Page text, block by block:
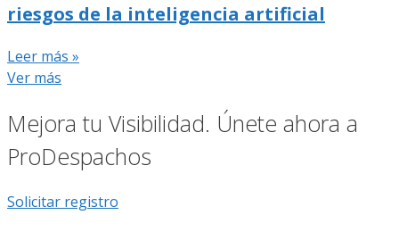
riesgos de la inteligencia artificial
Leer más »
Ver más
Mejora tu Visibilidad. Únete ahora a
ProDespachos
Solicitar registro